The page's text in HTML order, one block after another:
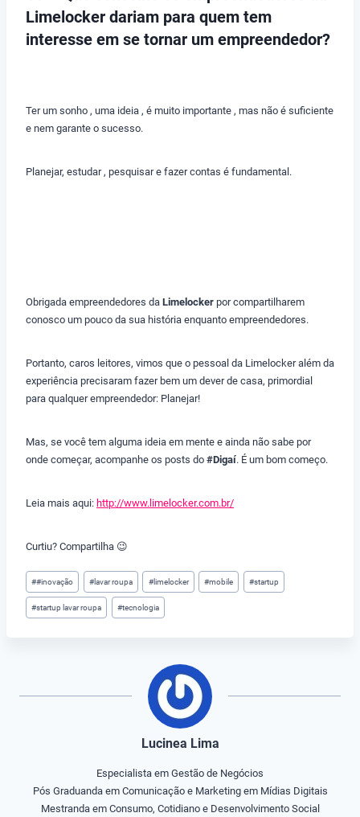
Limelocker dariam para quem tem
interesse em se tornar um empreendedor?
Ter um sonho , uma ideia , é muito importante , mas não é suficiente
e nem garante o sucesso.
Planejar, estudar , pesquisar e fazer contas é fundamental.
Obrigada empreendedores da Limelocker por compartilharem
conosco um pouco da sua história enquanto empreendedores.
Portanto, caros leitores, vimos que o pessoal da Limelocker além da
experiência precisaram fazer bem um dever de casa, primordial
para qualquer empreendedor: Planejar!
Mas, se você tem alguma ideia em mente e ainda não sabe por
onde começar, acompanhe os posts do #Digaí. É um bom começo.
Leia mais aqui: http://www.limelocker.com.br/
Curtiu? Compartilha 😉
Tags
do
Post:
##inovação #lavar roupa #limelocker #mobile #startup
#startup lavar roupa #tecnologia
Lucinea Lima
Especialista em Gestão de Negócios
Pós Graduanda em Comunicação e Marketing em Mídias Digitais
Mestranda em Consumo, Cotidiano e Desenvolvimento Social